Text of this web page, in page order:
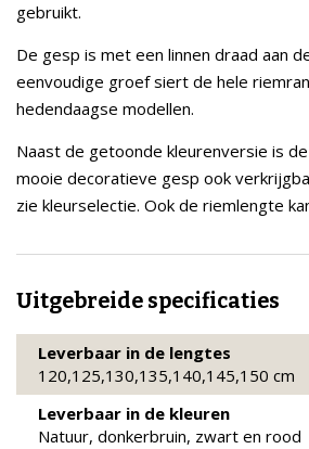
gebruikt.
De gesp is met een linnen draad aan
eenvoudige groef siert de hele
hedendaagse modellen.
Naast de getoonde kleurenversie is
mooie decoratieve gesp ook
zie kleurselectie. Ook de riemlengte
Uitgebreide specificaties
Leverbaar in de lengtes
120,125,130,135,140,145,150 cm
Leverbaar in de kleuren
Natuur, donkerbruin, zwart en rood